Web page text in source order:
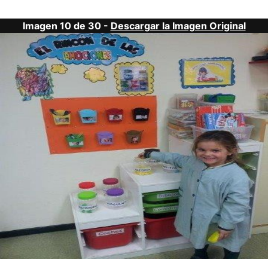
Imagen 10 de 30 - Descargar la Imagen Original